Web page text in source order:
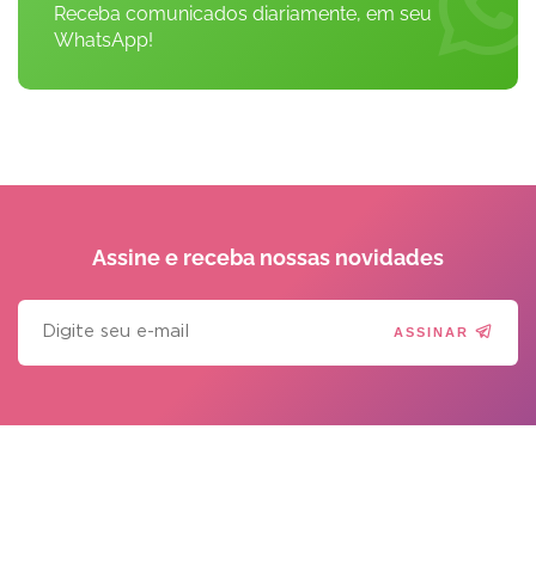
Receba comunicados diariamente, em seu
WhatsApp!
Assine e receba nossas novidades
ASSINAR